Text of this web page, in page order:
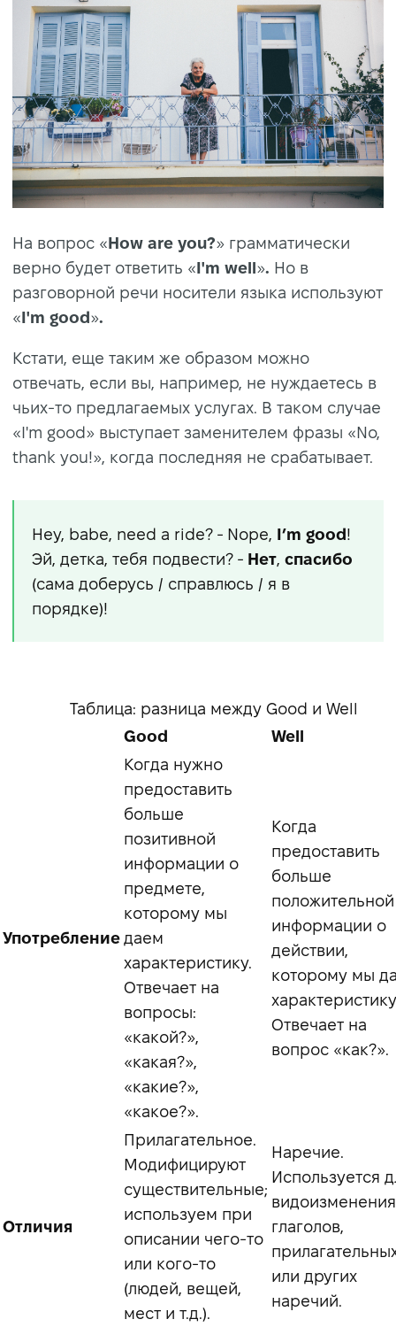
На вопрос « How are you?» грамматически
верно будет ответить « I'm well ». Но в
разговорной речи носители языка используют
« I'm good ».
Кстати, еще таким же образом можно
отвечать, если вы, например, не нуждаетесь в
чьих-то предлагаемых услугах. В таком случае
«I'm good» выступает заменителем фразы «No,
thank you!», когда последняя не срабатывает.
Hey, babe, need a ride? - Nope, I’m good !
Эй, детка, тебя подвести? - Нет, спасибо
(сама доберусь / справлюсь / я в
порядке)!
Таблица: разница между Good и Well
Good
Well
Употребление
Когда нужно
предоставить
больше
позитивной
информации о
предмете,
которому мы
даем
характеристику.
Отвечает на
вопросы:
«какой?»,
«какая?»,
«какие?»,
«какое?».
Когда
предоставить
больше
положительной
информации о
действии,
которому мы
Отвечает на
вопрос «как?».
Отличия
Прилагательное.
Модифицируют
существительные;
используем при
описании чего-то
или кого-то
(людей, вещей,
мест и т.д.).
Наречие.
Используется
видоизменения
глаголов,
или других
наречий.